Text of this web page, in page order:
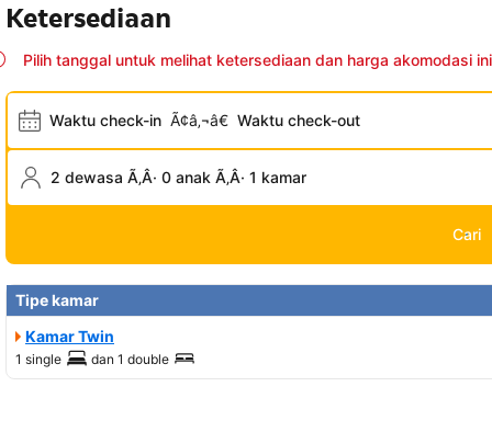
Ketersediaan
Pilih tanggal untuk melihat ketersediaan dan harga akomodasi ini
Waktu check-in Ã¢â‚¬â€ Waktu check-out
2 dewasa Ã‚Â· 0 anak Ã‚Â· 1 kamar
Cari
Tipe kamar
Kamar Twin
1 single dan 1 double